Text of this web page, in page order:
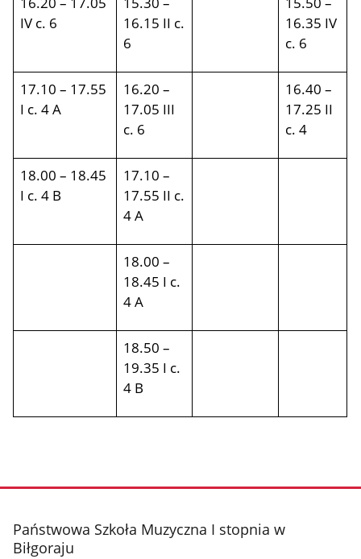
IV c. 6
16.15 II c.
6
16.35 IV
c. 6
17.10 – 17.55
I c. 4 A
16.20 –
17.05 III
c. 6
16.40 –
17.25 II
c. 4
18.00 – 18.45
I c. 4 B
17.10 –
17.55 II c.
4 A
18.00 –
18.45 I c.
4 A
18.50 –
19.35 I c.
4 B
stopka
Państwowa Szkoła Muzyczna I stopnia w
Biłgoraju